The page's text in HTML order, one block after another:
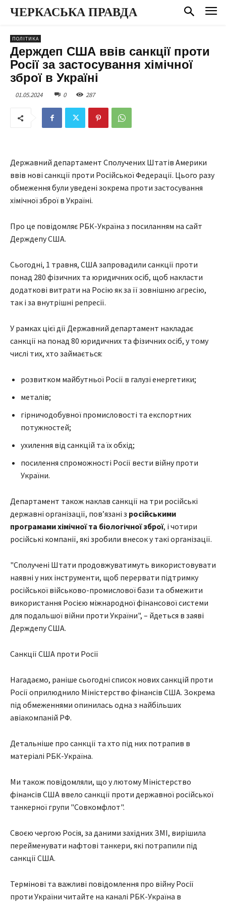
ЧЕРКАСЬКА ПРАВДА
ПОЛІТИКА
Держдеп США ввів санкції проти
Росії за застосування хімічної
зброї в Україні
01.05.2024 0 287
Державний департамент Сполучених Штатів Америки
ввів нові санкції проти Російської Федерації. Цього разу
обмеження були уведені зокрема проти застосування
хімічної зброї в Україні.
Про це повідомляє РБК-Україна з посиланням на сайт
Держдепу США.
Сьогодні, 1 травня, США запровадили санкції проти
понад 280 фізичних та юридичних осіб, щоб накласти
додаткові витрати на Росію як за її зовнішню агресію,
так і за внутрішні репресії.
У рамках цієї дії Державний департамент накладає
санкції на понад 80 юридичних та фізичних осіб, у тому
числі тих, хто займається:
розвитком майбутньої Росії в галузі енергетики;
металів;
гірничодобувної промисловості та експортних
потужностей;
ухилення від санкцій та їх обхід;
посилення спроможності Росії вести війну проти
України.
Департамент також наклав санкції на три російські
державні організації, пов’язані з російськими
програмами хімічної та біологічної зброї, і чотири
російські компанії, які зробили внесок у такі організації.
"Сполучені Штати продовжуватимуть використовувати
наявні у них інструменти, щоб перервати підтримку
російської військово-промислової бази та обмежити
використання Росією міжнародної фінансової системи
для подальшої війни проти України", – йдеться в заяві
Держдепу США.
Санкції США проти Росії
Нагадаємо, раніше сьогодні список нових санкцій проти
Росії оприлюднило Міністерство фінансів США. Зокрема
під обмеженнями опинилась одна з найбільших
авіакомпаній РФ.
Детальніше про санкції та хто під них потрапив в
матеріалі РБК-Україна.
Ми також повідомляли, що у лютому Міністерство
фінансів США ввело санкції проти державної російської
танкерної групи "Совкомфлот".
Своєю чергою Росія, за даними західних ЗМІ, вирішила
перейменувати нафтові танкери, які потрапили під
санкції США.
Термінові та важливі повідомлення про війну Росії
проти України читайте на каналі РБК-Україна в